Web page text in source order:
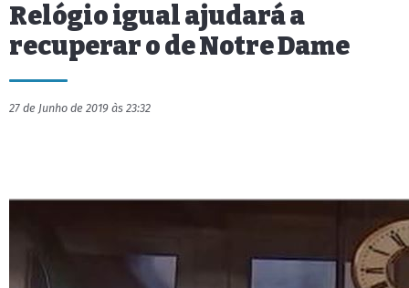
Relógio igual ajudará a
recuperar o de Notre Dame
27 de Junho de 2019 às 23:32